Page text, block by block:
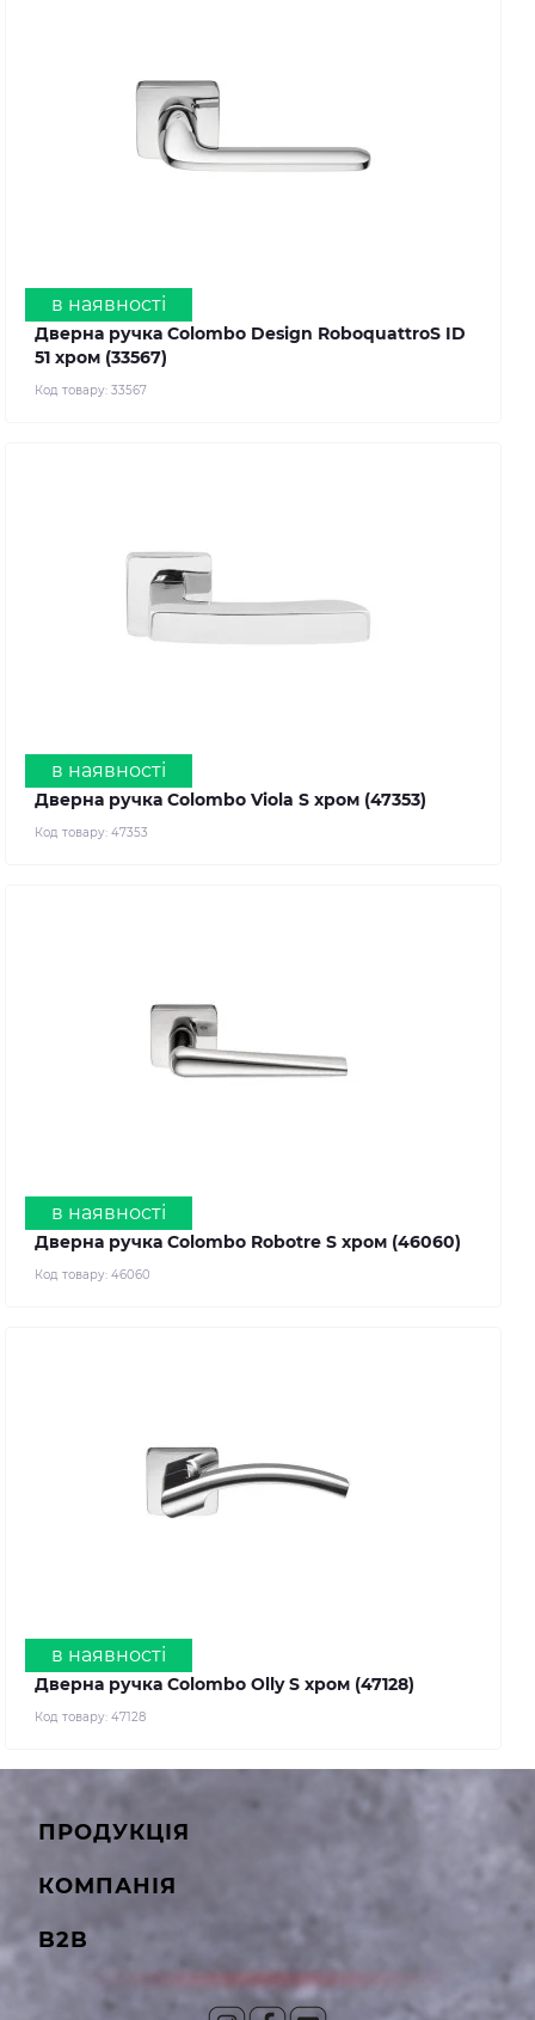
в наявності
Дверна ручка Colombo Design RoboquattroS ID
51 хром (33567)
Код товару: 33567
в наявності
Дверна ручка Colombo Viola S хром (47353)
Код товару: 47353
в наявності
Дверна ручка Colombo Robotre S хром (46060)
Код товару: 46060
в наявності
Дверна ручка Colombo Olly S хром (47128)
Код товару: 47128
ПРОДУКЦІЯ
КОМПАНІЯ
B2B